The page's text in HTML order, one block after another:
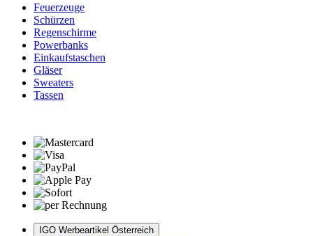
Feuerzeuge
Schürzen
Regenschirme
Powerbanks
Einkaufstaschen
Gläser
Sweaters
Tassen
IGO Werbeartikel Österreich